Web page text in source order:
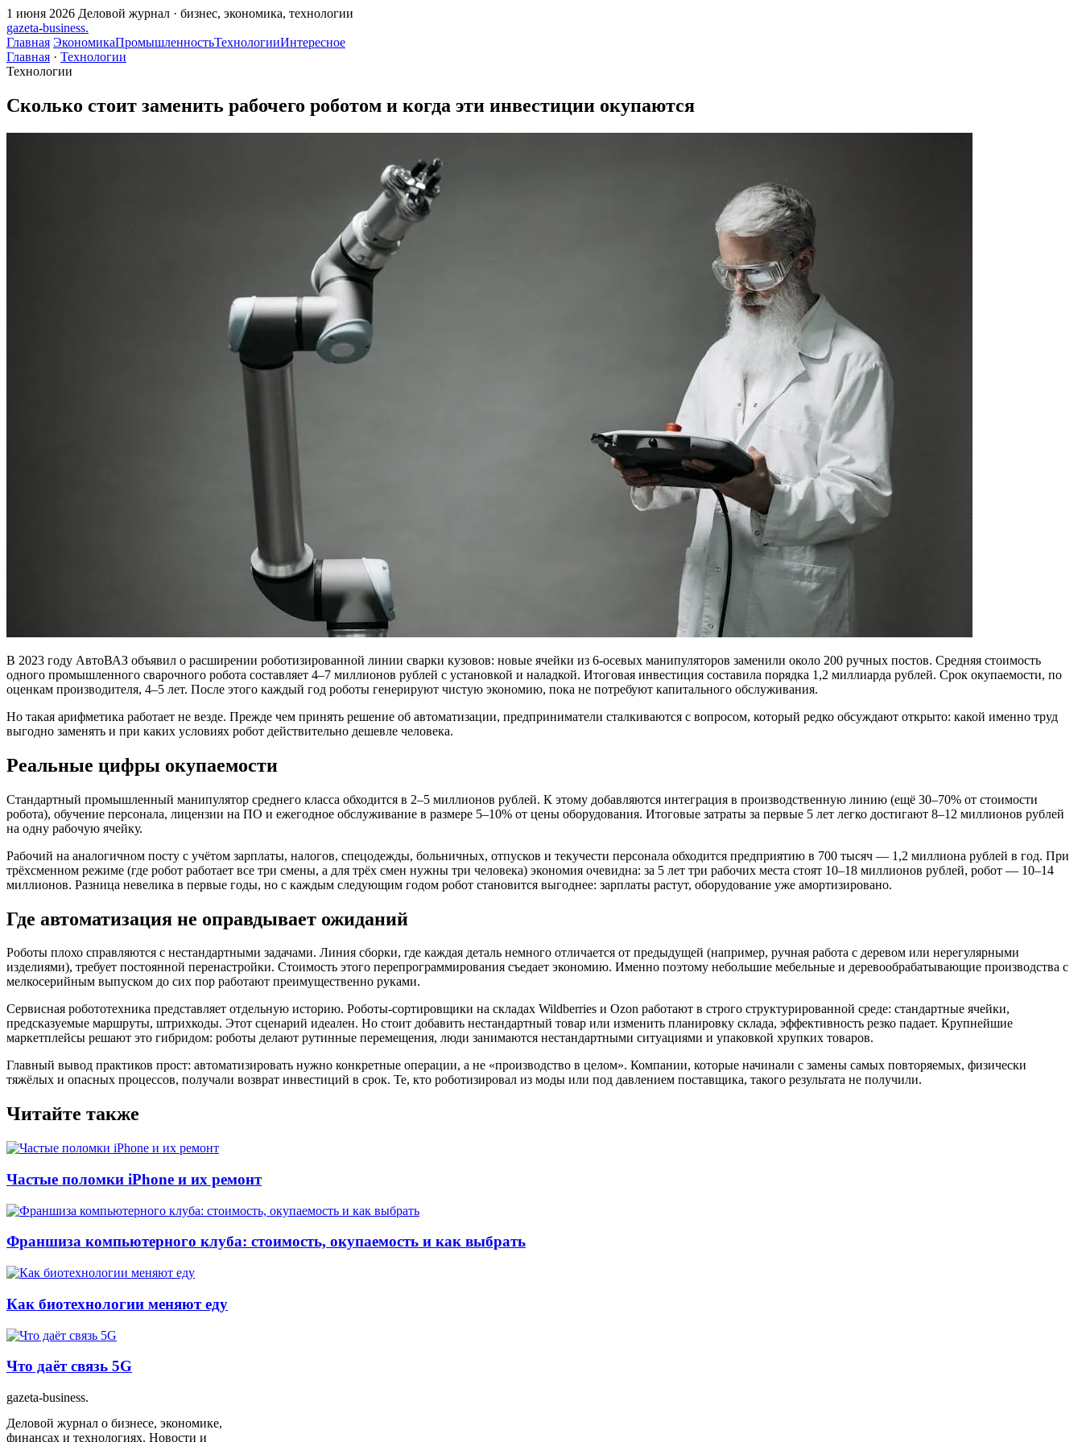
1 июня 2026 Деловой журнал · бизнес, экономика, технологии
gazeta-business.
Главная ЭкономикаПромышленностьТехнологииИнтересное
Главная · Технологии
Технологии
Сколько стоит заменить рабочего роботом и когда эти инвестиции окупаются
В 2023 году АвтоВАЗ объявил о расширении роботизированной линии сварки кузовов: новые ячейки из 6-осевых манипуляторов заменили около 200 ручных постов. Средняя стоимость
одного промышленного сварочного робота составляет 4–7 миллионов рублей с установкой и наладкой. Итоговая инвестиция составила порядка 1,2 миллиарда рублей. Срок окупаемости, по
оценкам производителя, 4–5 лет. После этого каждый год роботы генерируют чистую экономию, пока не потребуют капитального обслуживания.
Но такая арифметика работает не везде. Прежде чем принять решение об автоматизации, предприниматели сталкиваются с вопросом, который редко обсуждают открыто: какой именно труд
выгодно заменять и при каких условиях робот действительно дешевле человека.
Реальные цифры окупаемости
Стандартный промышленный манипулятор среднего класса обходится в 2–5 миллионов рублей. К этому добавляются интеграция в производственную линию (ещё 30–70% от стоимости
робота), обучение персонала, лицензии на ПО и ежегодное обслуживание в размере 5–10% от цены оборудования. Итоговые затраты за первые 5 лет легко достигают 8–12 миллионов рублей
на одну рабочую ячейку.
Рабочий на аналогичном посту с учётом зарплаты, налогов, спецодежды, больничных, отпусков и текучести персонала обходится предприятию в 700 тысяч — 1,2 миллиона рублей в год. При
трёхсменном режиме (где робот работает все три смены, а для трёх смен нужны три человека) экономия очевидна: за 5 лет три рабочих места стоят 10–18 миллионов рублей, робот — 10–14
миллионов. Разница невелика в первые годы, но с каждым следующим годом робот становится выгоднее: зарплаты растут, оборудование уже амортизировано.
Где автоматизация не оправдывает ожиданий
Роботы плохо справляются с нестандартными задачами. Линия сборки, где каждая деталь немного отличается от предыдущей (например, ручная работа с деревом или нерегулярными
изделиями), требует постоянной перенастройки. Стоимость этого перепрограммирования съедает экономию. Именно поэтому небольшие мебельные и деревообрабатывающие производства с
мелкосерийным выпуском до сих пор работают преимущественно руками.
Сервисная робототехника представляет отдельную историю. Роботы-сортировщики на складах Wildberries и Ozon работают в строго структурированной среде: стандартные ячейки,
предсказуемые маршруты, штрихкоды. Этот сценарий идеален. Но стоит добавить нестандартный товар или изменить планировку склада, эффективность резко падает. Крупнейшие
маркетплейсы решают это гибридом: роботы делают рутинные перемещения, люди занимаются нестандартными ситуациями и упаковкой хрупких товаров.
Главный вывод практиков прост: автоматизировать нужно конкретные операции, а не «производство в целом». Компании, которые начинали с замены самых повторяемых, физически
тяжёлых и опасных процессов, получали возврат инвестиций в срок. Те, кто роботизировал из моды или под давлением поставщика, такого результата не получили.
Читайте также
Частые поломки iPhone и их ремонт
Франшиза компьютерного клуба: стоимость, окупаемость и как выбрать
Как биотехнологии меняют еду
Что даёт связь 5G
gazeta-business.
Деловой журнал о бизнесе, экономике,
финансах и технологиях. Новости и